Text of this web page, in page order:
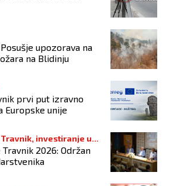
upozorava na
na Blidinju
prvi put izravno
Europske unije
investiranje u
2026: Održan